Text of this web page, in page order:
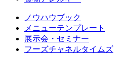
ノウハウブック
メニューテンプレート
展示会・セミナー
フーズチャネルタイムズ